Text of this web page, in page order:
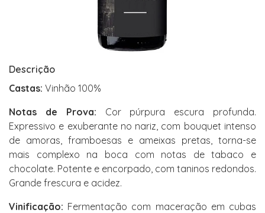
Descrição
Castas: Vinhão 100%
Notas de Prova: Cor púrpura escura profunda.
Expressivo e exuberante no nariz, com bouquet intenso
de amoras, framboesas e ameixas pretas, torna-se
mais complexo na boca com notas de tabaco e
chocolate. Potente e encorpado, com taninos redondos.
Grande frescura e acidez.
Vinificação: Fermentação com maceração em cubas